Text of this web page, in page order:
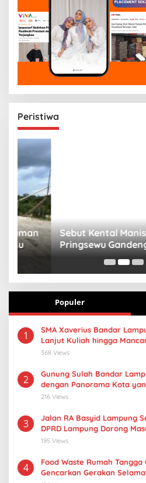
Peristiwa
Sebut Kental Manis Mirip
Pringsewu Gandeng
Gizi Anak
Populer
1
SMA Xaverius Bandar
Lanjut Kuliah hingga
368 Views
2
Gunung Sulah Bandar
dengan Panorama Kota
216 Views
3
Jalan RA Basyid Lampung
DPRD Lampung Dorong
195 Views
4
Food Waste Rumah Tangga
Gencarkan Gerakan